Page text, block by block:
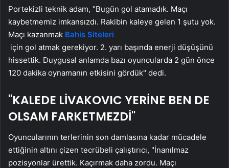
Portekizli teknik adam, "Bugün gol atamadık. Maçı
kaybetmemiz imkansızdı. Rakibin kaleye gelen 1 şutu yok.
Maçı kazanmak Bahis Siteleri
için gol atmak gerekiyor. 2. yarı başında enerji düşüşünü
hissettik. Duygusal anlamda bazı oyuncularda 2 gün önce
120 dakika oynamanın etkisini gördük" dedi.
"KALEDE LİVAKOVIC YERİNE BEN DE
OLSAM FARKETMEZDİ"
Oyuncularının terlerinin son damlasına kadar mücadele
ettiğinin altını çizen tecrübeli çalıştırıcı, "İnanılmaz
pozisyonlar ürettik. Kaçırmak daha zordu. Maçı